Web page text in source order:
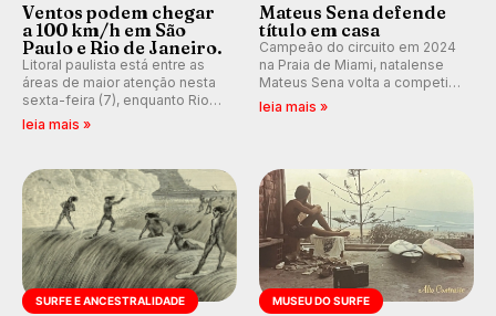
Ventos podem chegar
a 100 km/h em São
Paulo e Rio de Janeiro.
Litoral paulista está entre as
áreas de maior atenção nesta
sexta-feira (7), enquanto Rio
de Janeiro também recebe
km/h em Itanhaém.
leia mais »
Mateus Sena defende
título em casa
Campeão do circuito em 2024
na Praia de Miami, natalense
Mateus Sena volta a competir
em casa em busca de manter a
leia mais »
SURFE E ANCESTRALIDADE MUSEU DO SURFE